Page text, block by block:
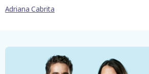
Adriana Cabrita